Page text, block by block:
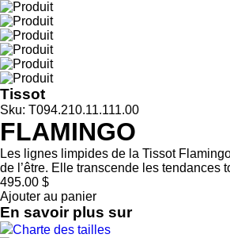
Tissot
Sku: T094.210.11.111.00
FLAMINGO
Les lignes limpides de la Tissot
de l’être. Elle transcende les tendances
495.00 $
Ajouter au panier
En savoir plus sur
Charte des tailles